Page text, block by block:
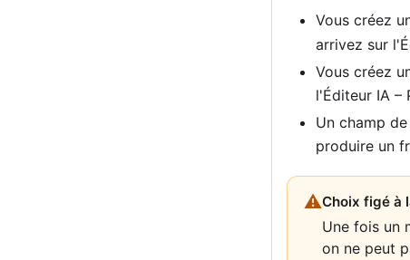
Vous créez
arrivez sur
Vous créez
l'Éditeur IA –
Un champ
produire un
⚠Choix figé à
Une fois un
on ne peut